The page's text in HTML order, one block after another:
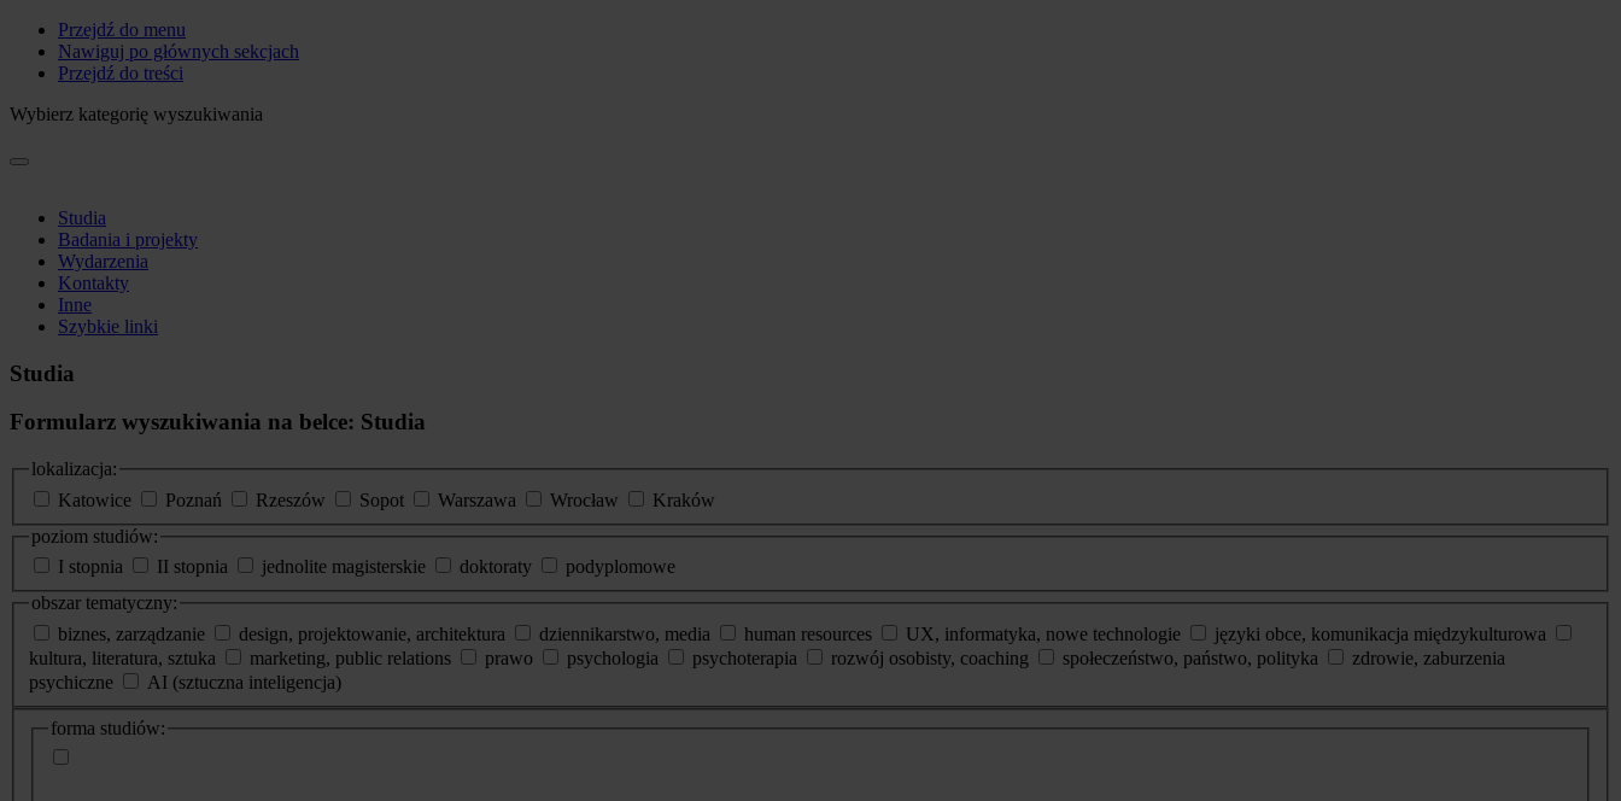
Przejdź do menu
Nawiguj po głównych sekcjach
Przejdź do treści
Wybierz kategorię wyszukiwania
Studia
Badania i projekty
Wydarzenia
Kontakty
Inne
Szybkie linki
Studia
Formularz wyszukiwania na belce: Studia
lokalizacja:
Katowice
Poznań Rzeszów Sopot Warszawa Wrocław
Kraków
poziom studiów:
I stopnia
II stopnia jednolite magisterskie doktoraty
podyplomowe
obszar tematyczny:
biznes, zarządzanie
design, projektowanie, architektura dziennikarstwo, media human resources UX, informatyka, nowe technologie
języki obce, komunikacja międzykulturowa
kultura, literatura, sztuka
marketing, public relations prawo psychologia psychoterapia rozwój osobisty, coaching społeczeństwo, państwo, polityka
zdrowie, zaburzenia
psychiczne
AI (sztuczna inteligencja)
dodatkowe
informacje
forma studiów: